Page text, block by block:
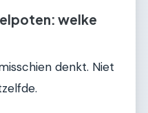
welke
denkt. Niet